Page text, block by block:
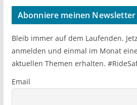
r
c
h
Abonniere meinen Newsletter
Bleib immer auf dem Laufenden.
anmelden und einmal im Monat
aktuellen Themen erhalten.
Email